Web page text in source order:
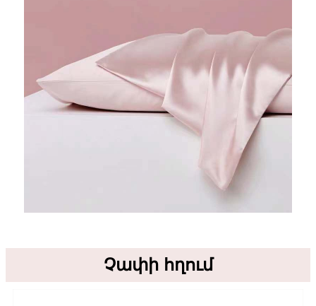
Չափի հղում